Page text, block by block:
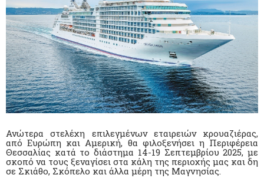
Ανώτερα στελέχη επιλεγμένων εταιρειών κρουαζιέρας,
από Ευρώπη και Αμερική, θα φιλοξενήσει η Περιφέρεια
Θεσσαλίας κατά το διάστημα 14-19 Σεπτεμβρίου 2025, με
σκοπό να τους ξεναγίσει στα κάλη της περιοχής μας και δη
σε Σκιάθο, Σκόπελο και άλλα μέρη της Μαγνησίας.